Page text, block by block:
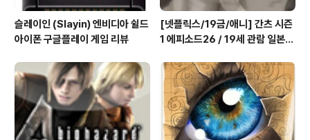
슬레이인 (Slayin) 엔비디아 쉴드
아이폰 구글플레이 게임 리뷰
[넷플릭스/19금/애니] 간츠 시즌
1 에피소드26 / 19세 관람 일본